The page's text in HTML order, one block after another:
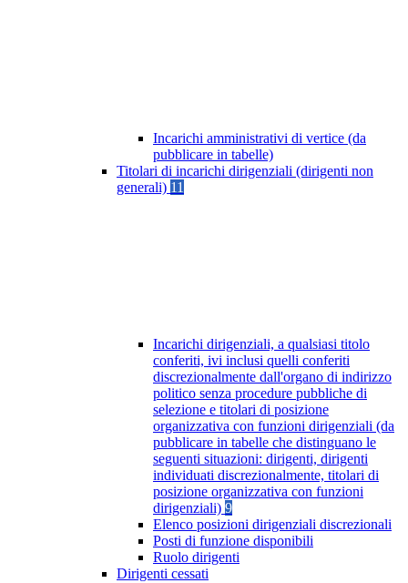
Incarichi amministrativi di vertice (da
pubblicare in tabelle)
Titolari di incarichi dirigenziali (dirigenti non
generali) 11
Incarichi dirigenziali, a qualsiasi titolo
conferiti, ivi inclusi quelli conferiti
discrezionalmente dall'organo di indirizzo
politico senza procedure pubbliche di
selezione e titolari di posizione
organizzativa con funzioni dirigenziali (da
pubblicare in tabelle che distinguano le
seguenti situazioni: dirigenti, dirigenti
individuati discrezionalmente, titolari di
posizione organizzativa con funzioni
dirigenziali) 9
Elenco posizioni dirigenziali discrezionali
Posti di funzione disponibili
Ruolo dirigenti
Dirigenti cessati